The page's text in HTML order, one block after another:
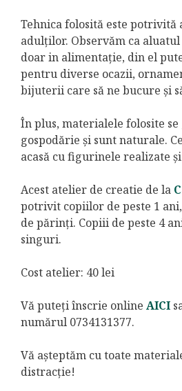
Tehnica folosită este potrivită
adulților. Observăm ca
doar in alimentație, din el
pentru diverse ocazii,
bijuterii care să ne bucure și
În plus, materialele folosite se
gospodărie și sunt naturale.
acasă cu figurinele realizate
Acest atelier de creatie de la
potrivit copiilor de peste 1
de părinți. Copiii de peste 4
singuri.
Cost atelier: 40 lei
Vă puteți înscrie online AICI
numărul 0734131377.
Vă așteptăm cu toate
distracție!